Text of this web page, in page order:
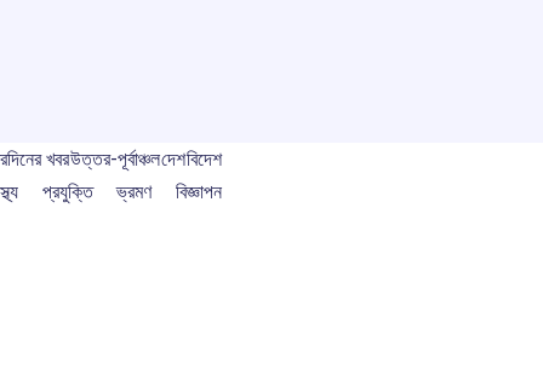
দিনের খবরউত্তর-পূর্বাঞ্চলদেশবিদেশ
প্রযুক্তি ভ্রমণ বিজ্ঞাপন